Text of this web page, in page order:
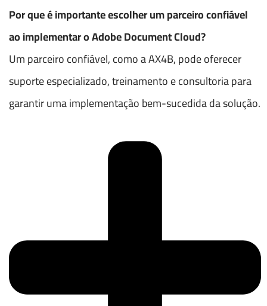
Por que é importante escolher um parceiro confiável
ao implementar o Adobe Document Cloud?
Um parceiro confiável, como a AX4B, pode oferecer
suporte especializado, treinamento e consultoria para
garantir uma implementação bem-sucedida da solução.